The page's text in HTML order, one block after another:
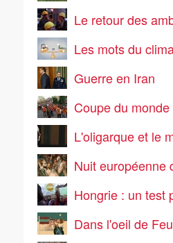
Le retour des
Les mots du
Guerre en Iran
Coupe du
L'oligarque et le
Nuit européenne
Hongrie : un test
Dans l'oeil de